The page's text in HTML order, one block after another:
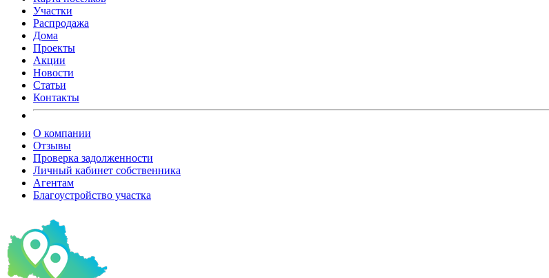
Участки
Распродажа
Дома
Проекты
Акции
Новости
Статьи
Контакты
О компании
Отзывы
Проверка задолженности
Личный кабинет собственника
Агентам
Благоустройство участка